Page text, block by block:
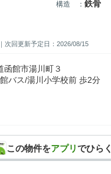
構造 ： 鉄骨
次回更新予定日：2026/08/15
函館市湯川町３
バス/湯川小学校前 歩2分
この物件をアプリでひらく